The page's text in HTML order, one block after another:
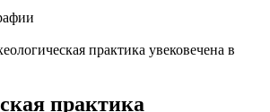
практика увековечена в
практика